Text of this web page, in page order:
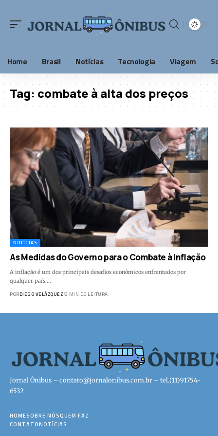
Home Brasil Notícias Tecnologia Viagem
Tag: combate à alta dos preços
NOTÍCIAS
As Medidas do Governo para o Combate à Inflação
A inflação é um dos principais desafios econômicos enfrentados por
qualquer país.…
PORDIEGO VELÁZQUEZ 6 MIN DE LEITURA
Jornal Ônibus – contato@jornalonibus.com.br – tel.(11)91754-
6532
HOMESOBRE NÓSQUEM FAZ
CONTATONOTÍCIAS